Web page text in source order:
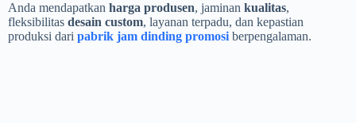
Anda mendapatkan harga produsen, jaminan kualitas,
fleksibilitas desain custom, layanan terpadu, dan kepastian
produksi dari pabrik jam dinding promosi berpengalaman.